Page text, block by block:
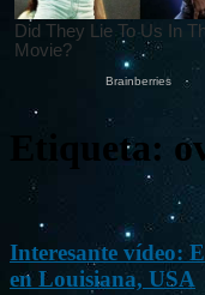
Etiqueta:
Interesante vídeo:
en Louisiana, USA